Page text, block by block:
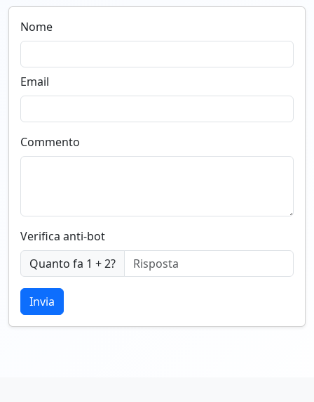
Nome
Email
Commento
Verifica anti-bot
Quanto fa 1 + 2?
Invia